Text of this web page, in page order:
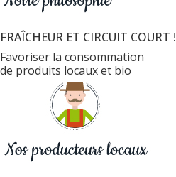
FRAÎCHEUR ET CIRCUIT COURT !
Favoriser la consommation
de produits locaux et bio